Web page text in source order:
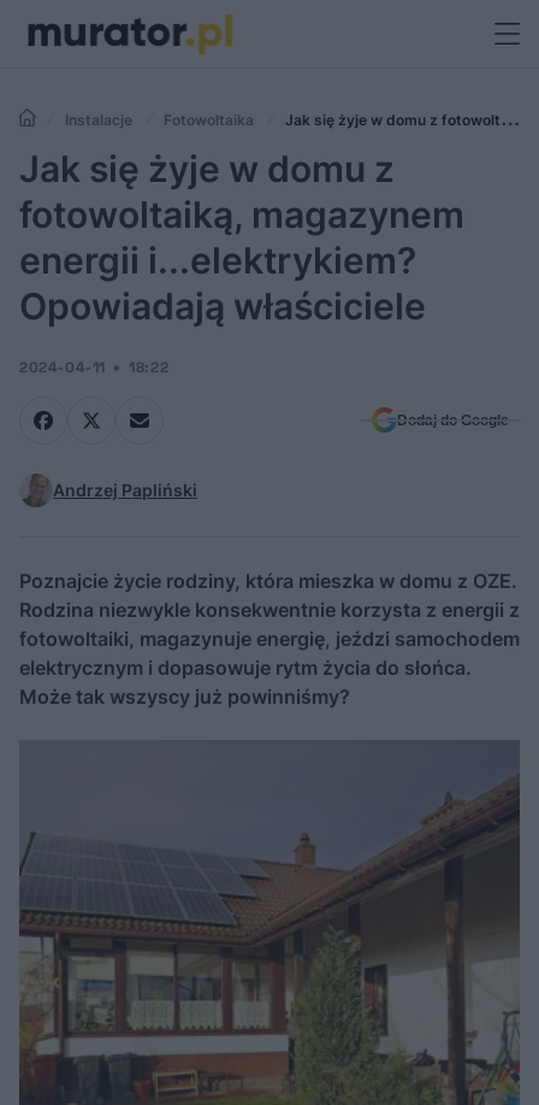
Instalacje Fotowoltaika
Jak się żyje w domu z fotowoltaiką,
magazynem energii i...elektrykiem? Opowiadają właściciele
Jak się żyje w domu z
fotowoltaiką, magazynem
energii i...elektrykiem?
Opowiadają właściciele
2024-04-11 18:22
Dodaj do Google
Andrzej Papliński
Poznajcie życie rodziny, która mieszka w domu z OZE.
Rodzina niezwykle konsekwentnie korzysta z energii z
fotowoltaiki, magazynuje energię, jeździ samochodem
elektrycznym i dopasowuje rytm życia do słońca.
Może tak wszyscy już powinniśmy?